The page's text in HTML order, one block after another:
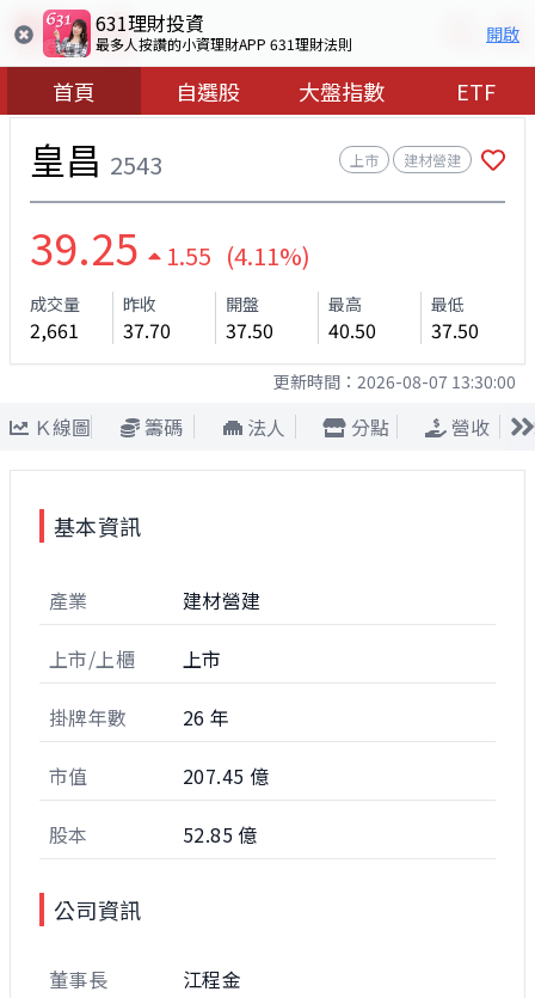
631理財投資
最多人按讚的小資理財APP 631理財法則 開啟
首頁 自選股 大盤指數 ETF
皇昌 2543 上市 建材營建
39.25 1.55 (4.11%)
成交量
2,661
昨收
37.70
開盤
37.50
最高
40.50
最低
37.50
更新時間： 2026-08-07 13:30:00
Ｋ線圖 籌碼 法人 分點 營收
基本資訊
產業 建材營建
上市/上櫃 上市
掛牌年數 26 年
市值 207.45 億
股本 52.85 億
公司資訊
董事長
江程金